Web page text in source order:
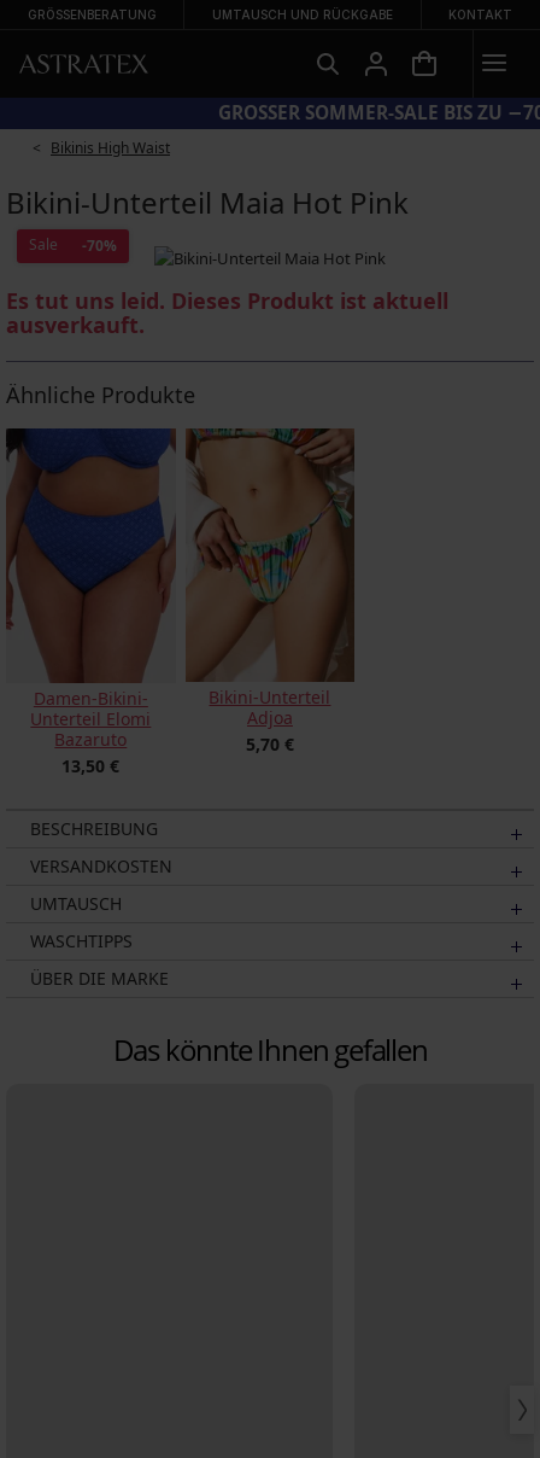
GRÖSSENBERATUNG UMTAUSCH UND RÜCKGABE KONTAKT
CODE BRA20 = BHs −20 %
Bikinis High Waist
Bikini-Unterteil Maia Hot Pink
Sale -70%
Es tut uns leid. Dieses Produkt ist aktuell
ausverkauft.
Ähnliche Produkte
Damen-Bikini-
Unterteil Elomi
Bazaruto
13,50 €
Bikini-Unterteil
Adjoa
5,70 €
BESCHREIBUNG
VERSANDKOSTEN
UMTAUSCH
WASCHTIPPS
ÜBER DIE MARKE
Das könnte Ihnen gefallen